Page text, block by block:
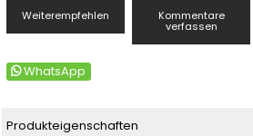
Weiterempfehlen Kommentare
verfassen
WhatsApp
Produkteigenschaften